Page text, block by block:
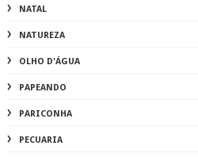
NATAL
NATUREZA
OLHO D'ÁGUA
PAPEANDO
PARICONHA
PECUARIA